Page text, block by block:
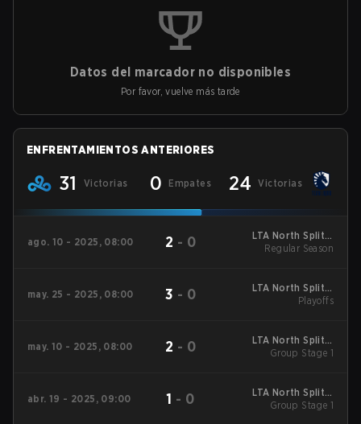
Datos del marcador no disponibles
Por favor, vuelve más tarde
ENFRENTAMIENTOS ANTERIORES
31 Victorias 0 Empates 24 Victorias
ago. 10 - 2025, 08:00 2 - 0
LTA North Split 3
2025 Regular Season
Regular Season
may. 25 - 2025, 08:00 3 - 0
LTA North Split 2
2025 Playoffs
Playoffs
may. 10 - 2025, 08:00 2 - 0
LTA North Split 2
2025 Group Stage 1
Group Stage 1
abr. 19 - 2025, 09:00 1 - 0
LTA North Split 2
2025 Group Stage 1
Group Stage 1